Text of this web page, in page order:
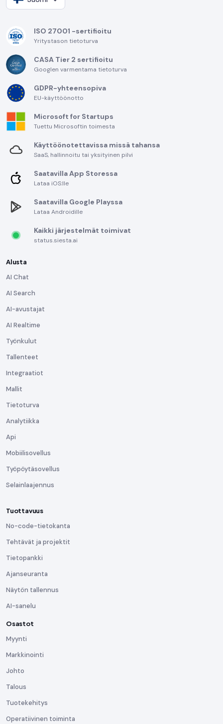
ISO 27001 -sertifioitu
Yritystason tietoturva
CASA Tier 2 sertifioitu
Googlen varmentama tietoturva
GDPR-yhteensopiva
EU-käyttöönotto
Microsoft for Startups
Tuettu Microsoftin toimesta
Käyttöönotettavissa missä tahansa
SaaS, hallinnoitu tai yksityinen pilvi
Saatavilla App Storessa
Lataa iOS:lle
Saatavilla Google Playssa
Lataa Androidille
Kaikki järjestelmät toimivat
status.siesta.ai
Alusta
AI Chat
AI Search
AI-avustajat
AI Realtime
Työnkulut
Tallenteet
Integraatiot
Mallit
Tietoturva
Analytiikka
Api
Mobiilisovellus
Työpöytäsovellus
Selainlaajennus
Tuottavuus
No-code-tietokanta
Tehtävät ja projektit
Tietopankki
Ajanseuranta
Näytön tallennus
AI-sanelu
Osastot
Myynti
Markkinointi
Johto
Talous
Tuotekehitys
Operatiivinen toiminta